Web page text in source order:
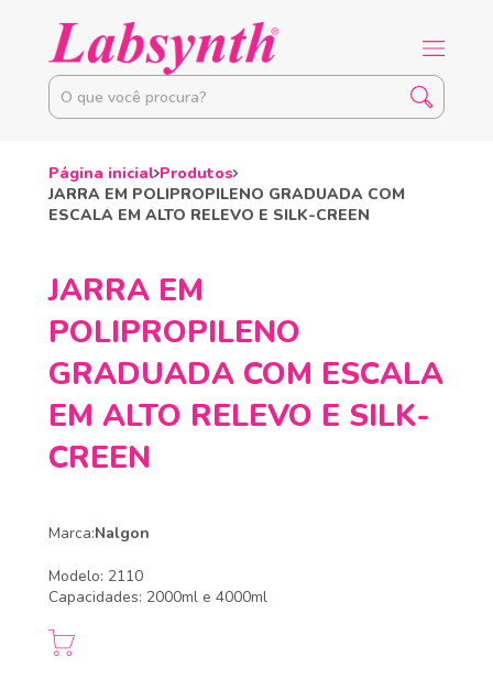
Página inicial Produtos
JARRA EM POLIPROPILENO GRADUADA COM
ESCALA EM ALTO RELEVO E SILK-CREEN
JARRA EM
POLIPROPILENO
GRADUADA COM ESCALA
EM ALTO RELEVO E SILK-
CREEN
Marca:Nalgon
Modelo: 2110
Capacidades: 2000ml e 4000ml